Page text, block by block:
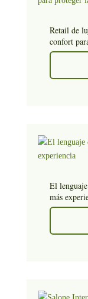
Retail de
confort
El
más